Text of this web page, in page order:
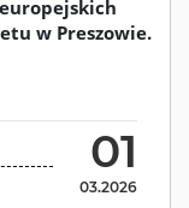
w Preszowie.
01
03.2026